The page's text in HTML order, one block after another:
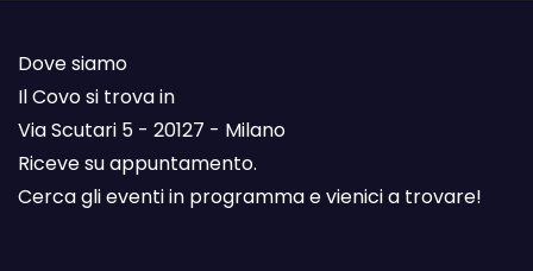
Dove siamo
Il Covo si trova in
Via Scutari 5 - 20127 - Milano
Riceve su appuntamento.
Cerca gli eventi in programma e vienici a trovare!